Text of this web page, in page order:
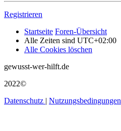
Registrieren
Startseite Foren-Übersicht
Alle Zeiten sind UTC+02:00
Alle Cookies löschen
gewusst-wer-hilft.de
2022©
Datenschutz | Nutzungsbedingungen